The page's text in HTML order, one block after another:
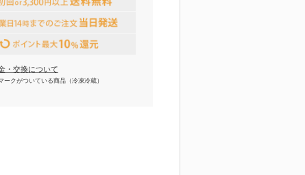
・交換について
クがついている商品（冷凍冷蔵）